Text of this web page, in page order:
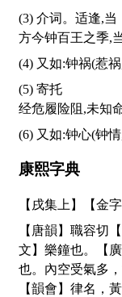
(3) 介词。适逢,当
方今钟百王之季,
(4) 又如:钟祸(
(5) 寄托
经危履险阻,未知
(6) 又如:钟心(
康熙字典
【戌集上】【金
【唐韻】職容
文】樂鐘也。【
也。內空受氣多
【韻會】律名，